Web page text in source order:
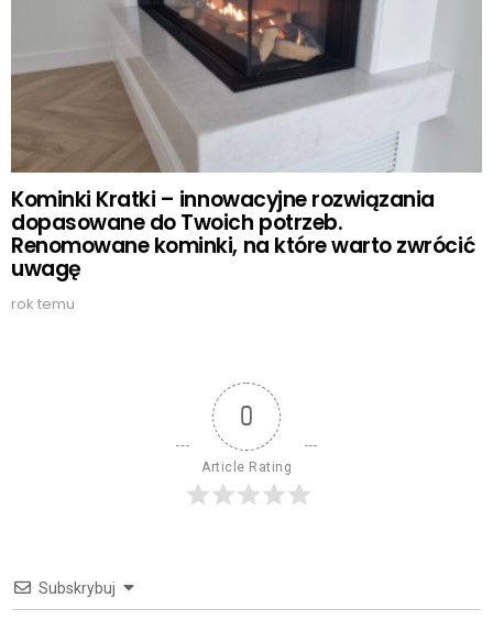
Kominki Kratki – innowacyjne rozwiązania
dopasowane do Twoich potrzeb.
Renomowane kominki, na które warto zwrócić
uwagę
rok temu
0
Article Rating
Subskrybuj